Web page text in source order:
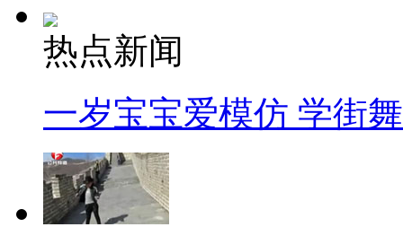
热点新闻
一岁宝宝爱模仿 学街